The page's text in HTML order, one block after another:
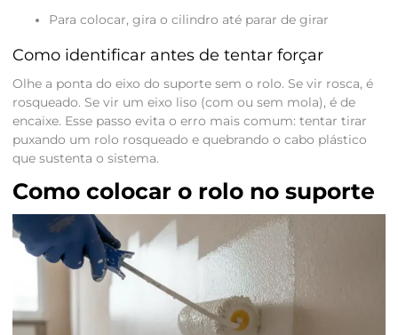
Para colocar, gira o cilindro até parar de girar
Como identificar antes de tentar forçar
Olhe a ponta do eixo do suporte sem o rolo. Se vir rosca, é
rosqueado. Se vir um eixo liso (com ou sem mola), é de
encaixe. Esse passo evita o erro mais comum: tentar tirar
puxando um rolo rosqueado e quebrando o cabo plástico
que sustenta o sistema.
Como colocar o rolo no suporte